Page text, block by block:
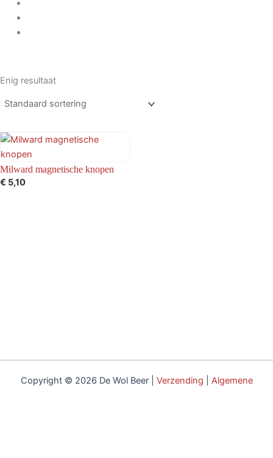
Enig resultaat
Milward magnetische knopen
€ 5,10
Copyright © 2026 De Wol Beer | Verzending
Algemene